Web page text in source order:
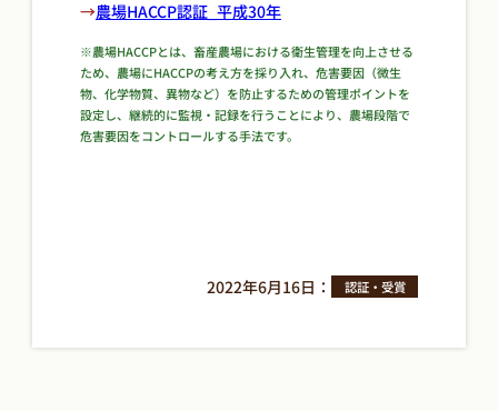
→農場HACCP認証_平成30年​
※農場HACCPとは、畜産農場における衛生管理を向上させる
ため、農場にHACCPの考え方を採り入れ、危害要因（微生
物、化学物質、異物など）を防止するための管理ポイントを
設定し、継続的に監視・記録を行うことにより、農場段階で
危害要因をコントロールする手法です。
2022年6月16日 ： 認証・受賞